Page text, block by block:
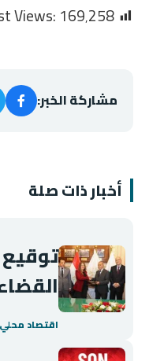
Views:169٬258
مشاركة الخبر:
أخبار ذات صلة
اقتصاد محلي